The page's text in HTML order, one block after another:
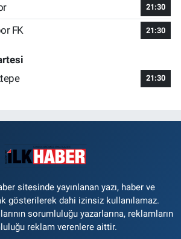
21:30
FK 21:30
21:30
sitesinde yayınlanan yazı, haber ve
gösterilerek dahi izinsiz kullanılamaz.
sorumluluğu yazarlarına, reklamların
reklam verenlere aittir.